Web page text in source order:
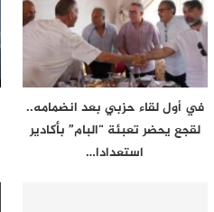
في أول لقاء حزبي بعد انضمامه..
لقجع يحضر تعبئة “البام” بأكادير
استعدادا…